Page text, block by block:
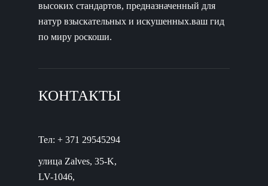
высоких стандартов, предназначенный для
натур взыскательных и искушенных.ваш гид
по миру роскоши.
КОНТАКТЫ
Тел: + 371 29545294
улица Zalves, 35-K,
LV-1046,